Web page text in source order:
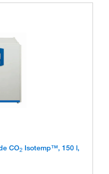
CO2 Isotemp™, 150 l,